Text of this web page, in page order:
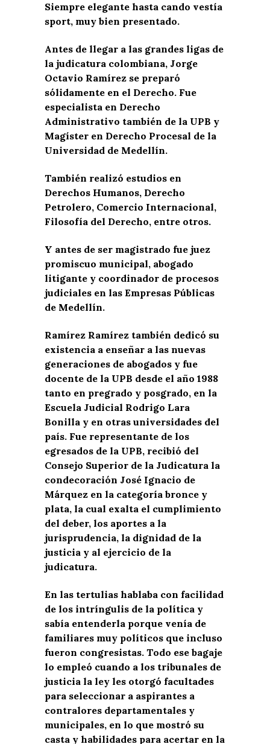
Siempre elegante hasta cando vestía
sport, muy bien presentado.
Antes de llegar a las grandes ligas de
la judicatura colombiana, Jorge
Octavio Ramírez se preparó
sólidamente en el Derecho. Fue
especialista en Derecho
Administrativo también de la UPB y
Magíster en Derecho Procesal de la
Universidad de Medellín.
También realizó estudios en
Derechos Humanos, Derecho
Petrolero, Comercio Internacional,
Filosofía del Derecho, entre otros.
Y antes de ser magistrado fue juez
promiscuo municipal, abogado
litigante y coordinador de procesos
judiciales en las Empresas Públicas
de Medellín.
Ramírez Ramírez también dedicó su
existencia a enseñar a las nuevas
generaciones de abogados y fue
docente de la UPB desde el año 1988
tanto en pregrado y posgrado, en la
Escuela Judicial Rodrigo Lara
Bonilla y en otras universidades del
país. Fue representante de los
egresados de la UPB, recibió del
Consejo Superior de la Judicatura la
condecoración José Ignacio de
Márquez en la categoría bronce y
plata, la cual exalta el cumplimiento
del deber, los aportes a la
jurisprudencia, la dignidad de la
justicia y al ejercicio de la
judicatura.
En las tertulias hablaba con facilidad
de los intríngulis de la política y
sabía entenderla porque venía de
familiares muy políticos que incluso
fueron congresistas. Todo ese bagaje
lo empleó cuando a los tribunales de
justicia la ley les otorgó facultades
para seleccionar a aspirantes a
contralores departamentales y
municipales, en lo que mostró su
casta y habilidades para acertar en la